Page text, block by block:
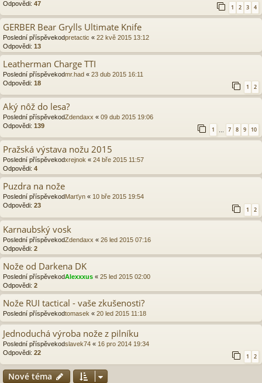
Odpovědi: 47
1 2 3 4
GERBER Bear Grylls Ultimate Knife
Poslední příspěvekodpretactic « 22 kvě 2015 13:12
Odpovědi: 13
Leatherman Charge TTI
Poslední příspěvekodmr.had « 23 dub 2015 16:11
Odpovědi: 18
1 2
Aký nôž do lesa?
Poslední příspěvekodZdendaxx « 09 dub 2015 19:06
Odpovědi: 139
1 … 7 8 9 10
Pražská výstava nožu 2015
Poslední příspěvekodxrejnok « 24 bře 2015 11:57
Odpovědi: 4
Puzdra na nože
Poslední příspěvekodMarťyn « 10 bře 2015 19:54
Odpovědi: 23
1 2
Karnaubský vosk
Poslední příspěvekodZdendaxx « 26 led 2015 07:16
Odpovědi: 2
Nože od Darkena DK
Poslední příspěvekodAlexxxus « 25 led 2015 02:00
Odpovědi: 2
Nože RUI tactical - vaše zkušenosti?
Poslední příspěvekodtomasek « 20 led 2015 11:18
Jednoduchá výroba nože z pilníku
Poslední příspěvekodslavek74 « 16 pro 2014 19:34
Odpovědi: 22
1 2
Nové téma